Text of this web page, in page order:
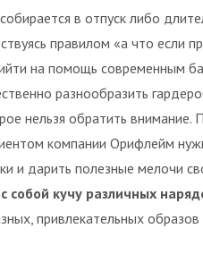
в отпуск либо
правилом «а что если
на помощь современным
разнообразить
нельзя обратить
компании Орифлейм
и дарить полезные мелочи
собой кучу различных
привлекательных